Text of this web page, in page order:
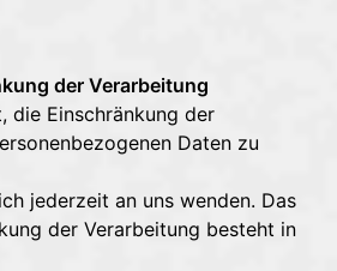
der Verarbeitung
die Einschränkung der
Daten zu
jederzeit an uns wenden. Das
der Verarbeitung besteht in